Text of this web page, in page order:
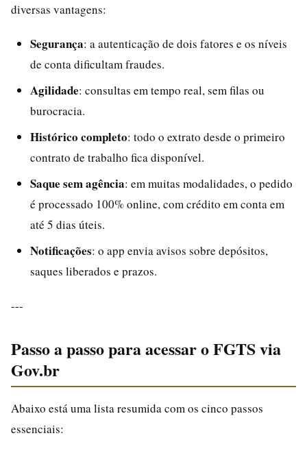
diversas vantagens:
Segurança: a autenticação de dois fatores e os níveis
de conta dificultam fraudes.
Agilidade: consultas em tempo real, sem filas ou
burocracia.
Histórico completo: todo o extrato desde o primeiro
contrato de trabalho fica disponível.
Saque sem agência: em muitas modalidades, o pedido
é processado 100% online, com crédito em conta em
até 5 dias úteis.
Notificações: o app envia avisos sobre depósitos,
saques liberados e prazos.
---
Passo a passo para acessar o FGTS via
Gov.br
Abaixo está uma lista resumida com os cinco passos
essenciais: